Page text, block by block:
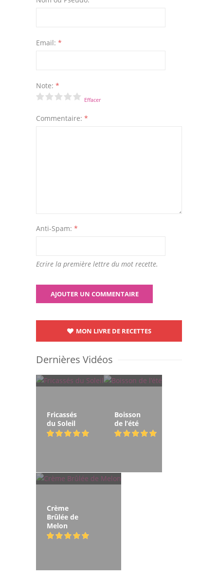
Email: *
Note: *
Effacer
Commentaire: *
Anti-Spam: *
Ecrire la première lettre du mot recette.
MON LIVRE DE RECETTES
Dernières Vidéos
Fricassés
du Soleil
Boisson
de l’été
Crème
Brûlée de
Melon